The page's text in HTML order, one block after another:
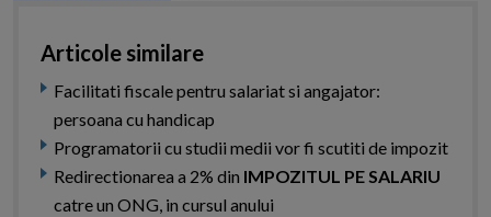
Articole similare
Facilitati fiscale pentru salariat si angajator:
persoana cu handicap
Programatorii cu studii medii vor fi scutiti de impozit
Redirectionarea a 2% din IMPOZITUL PE SALARIU
catre un ONG, in cursul anului